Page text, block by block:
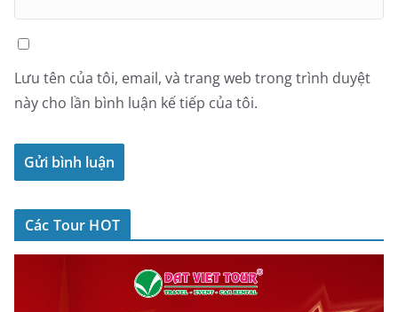
Lưu tên của tôi, email, và trang web trong trình duyệt
này cho lần bình luận kế tiếp của tôi.
Các Tour HOT